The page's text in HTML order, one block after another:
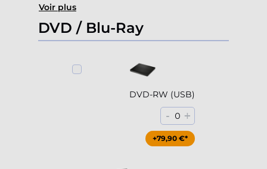
Voir plus
DVD / Blu-Ray
DVD-RW (USB)
- 0 +
+79,90 €*